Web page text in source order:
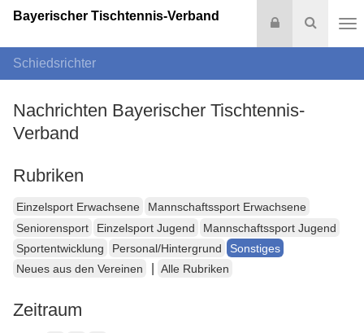
Suche
Login
Bayerischer Tischtennis-Verband
Schiedsrichter
Nachrichten Bayerischer Tischtennis-
Verband
Rubriken
Einzelsport Erwachsene
Mannschaftssport Erwachsene
Seniorensport
Einzelsport Jugend
Mannschaftssport Jugend
Sportentwicklung
Personal/Hintergrund
Sonstiges
Neues aus den Vereinen
Alle Rubriken
Zeitraum